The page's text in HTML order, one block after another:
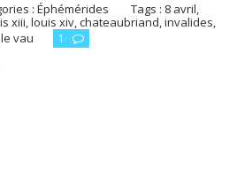
:Éphémérides Tags : 8 avril,
xiii,louis xiv,chateaubriand,invalides,
le vau 1